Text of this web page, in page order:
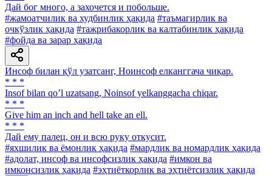
Дай бог много, а захочется и побольше.
#жамоатчилик ва худбинлик ҳақида #таъмагирлик ва
очкўзлик ҳақида #тажрибакорлик ва калтабинлик ҳақида
#фойда ва зарар ҳақида
Инсоф билан қўл узатсанг, Ноинсоф елканггача чиқар.
* * *
Insof bilan qoʼl uzatsang, Noinsof yelkanggacha chiqar.
* * *
Give him an inch and hell take an ell.
* * *
Дай ему палец, он и всю руку откусит.
#яхшилик ва ёмонлик ҳақида #мардлик ва номардлик ҳақида
#адолат, инсоф ва инсофсизлик ҳақида #имкон ва
имконсизлик ҳақида #эҳтиёткорлик ва эҳтиётсизлик ҳақида